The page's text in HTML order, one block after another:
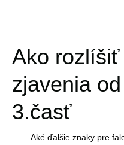
Ako
zjavenia
3.časť
– Aké ďalšie znaky pre